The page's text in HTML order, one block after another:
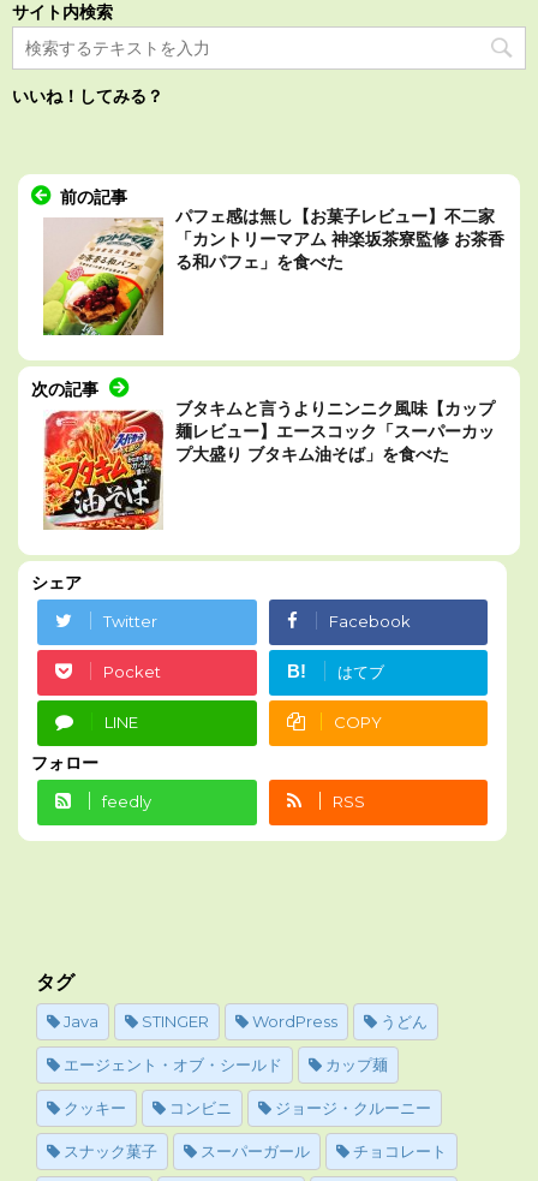
サイト内検索
いいね！してみる？
前の記事
パフェ感は無し【お菓子レビュー】不二家
「カントリーマアム 神楽坂茶寮監修 お茶香
る和パフェ」を食べた
次の記事
ブタキムと言うよりニンニク風味【カップ
麺レビュー】エースコック「スーパーカッ
プ大盛り ブタキム油そば」を食べた
シェア
Twitter Facebook
Pocket B! はてブ
LINE COPY
フォロー
feedly RSS
タグ
Java STINGER WordPress うどん
エージェント・オブ・シールド カップ麺
クッキー コンビニ ジョージ・クルーニー
スナック菓子 スーパーガール チョコレート